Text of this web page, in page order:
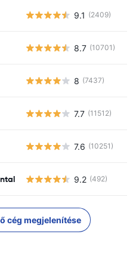
9.1 (2409)
8.7 (10701)
8 (7437)
7.7 (11512)
7.6 (10251)
9.2 (492)
cég megjelenítése